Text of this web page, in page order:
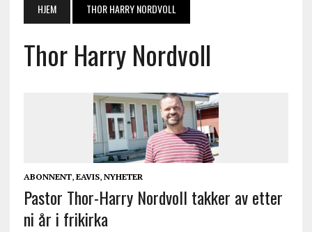
HJEM THOR HARRY NORDVOLL
Thor Harry Nordvoll
ABONNENT, EAVIS, NYHETER
Pastor Thor-Harry Nordvoll takker av etter
ni år i frikirka